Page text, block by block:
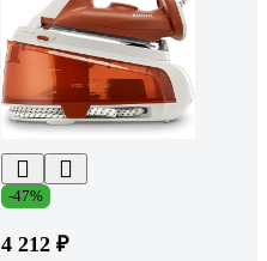
-47%
4 212 ₽